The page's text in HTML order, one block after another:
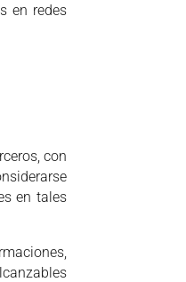
en redes
con
en tales